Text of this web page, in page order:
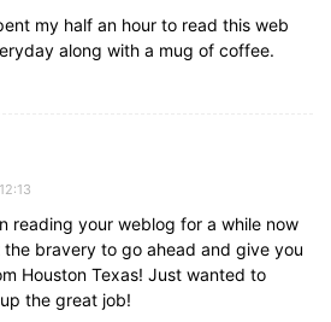
my half an hour to read this web
along with a mug of coffee.
reading your weblog for a while now
bravery to go ahead and give you
Houston Texas! Just wanted to
the great job!